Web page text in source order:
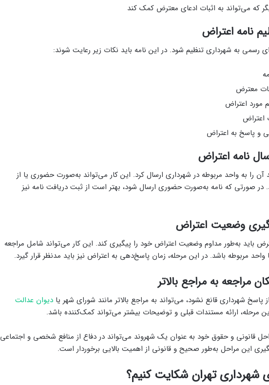
که می‌تواند به اثبات ادعای معترض کمک کند
نامه اعتراض
رسمی به شهرداری تنظیم شود. در این نامه باید نکات زیر رعایت شوند:
معترض
مورد اعتراض
اعتراض
و پاسخ به اعتراض
نامه اعتراض
آن را به واحد مربوطه در شهرداری ارسال کرد. این کار می‌تواند به‌صورت حضوری یا از
صورتی که نامه به‌صورت حضوری ارسال شود، بهتر است از ثبت دریافت نامه نیز
وضعیت اعتراض
باید به‌طور مداوم وضعیت اعتراض خود را پیگیری کند. این کار می‌تواند شامل مراجعه
مربوطه باشد. در این مرحله، زمان پاسخ‌دهی به اعتراض نیز باید مدنظر قرار گیرد.
مراجعه به مراجع بالاتر
شهرداری قانع نشود، می‌تواند به مراجع بالاتر مانند شورای شهر یا دیوان عدالت
مرحله، ارائه مستندات قبلی و توضیحات بیشتر می‌تواند کمک‌کننده باشد.
قانونی و حقوق خود به عنوان یک شهروند می‌تواند در دفاع از منافع شخصی و اجتماعی
این مراحل به‌طور صحیح و قانونی از اهمیت بالایی برخوردار است.